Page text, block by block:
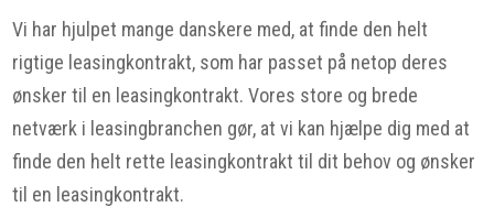
Vi har hjulpet mange danskere med, at finde den helt
rigtige leasingkontrakt, som har passet på netop deres
ønsker til en leasingkontrakt. Vores store og brede
netværk i leasingbranchen gør, at vi kan hjælpe dig med at
finde den helt rette leasingkontrakt til dit behov og ønsker
til en leasingkontrakt.